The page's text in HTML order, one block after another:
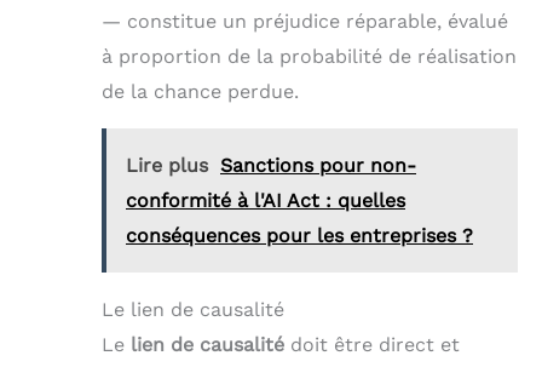
— constitue un préjudice réparable, évalué
à proportion de la probabilité de réalisation
de la chance perdue.
Lire plus Sanctions pour non-
conformité à l'AI Act : quelles
conséquences pour les entreprises ?
Le lien de causalité
Le lien de causalité doit être direct et